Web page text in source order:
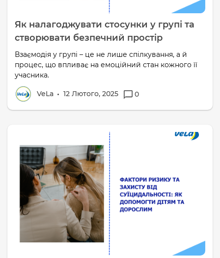
Як налагоджувати стосунки у групі та
створювати безпечний простір
Взаємодія у групі – це не лише спілкування, а й
процес, що впливає на емоційний стан кожного її
учасника.
VeLa 12 Лютого, 2025 0